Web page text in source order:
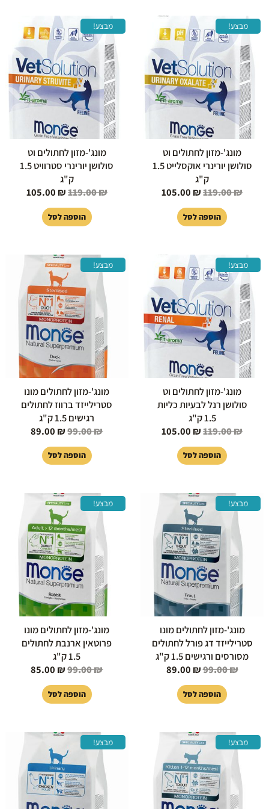
מבצע!
מונג'-מזון לחתולים וט
סולושן יורינרי אוקסלייט 1.5
ק"ג
119.00₪
המחיר
המקורי
היה:
119.00 ₪.
105.00 ₪
המחיר
הנוכחי
הוא:
105.00 ₪.
הוספה לסל
מבצע!
מונג'-מזון לחתולים וט
סולושן יורינרי סטרוויט 1.5
ק"ג
119.00₪
המחיר
המקורי
היה:
119.00 ₪.
105.00 ₪
הנוכחי
הוא:
₪.
הוספה לסל
מבצע!
מונג'-מזון לחתולים וט
סולושן רנל לבעיות כליות
1.5 ק"ג
119.00₪
המחיר
המקורי
היה:
119.00 ₪.
105.00 ₪
המחיר
הנוכחי
הוא:
105.00 ₪.
הוספה לסל
מבצע!
מונג'-מזון לחתולים מונו
סטרילייזד ברווז לחתולים
רגישים 1.5 ק"ג
99.00₪
המחיר
המקורי
היה:
99.00 ₪.
89.00 ₪
הוא:
89.00 ₪.
הוספה לסל
מבצע!
מונג'-מזון לחתולים מונו
סטרילייזד דג פורל לחתולים
מסורסים ורגישים 1.5 ק"ג
99.00₪
המחיר
המקורי
היה:
99.00 ₪.
89.00 ₪
הוא:
89.00 ₪.
הוספה לסל
מבצע!
מונג'-מזון לחתולים מונו
פרוטאין ארנבת לחתולים
1.5 ק"ג
99.00₪
המחיר
המקורי
היה:
99.00 ₪.
85.00 ₪
הוא:
85.00 ₪.
הוספה לסל
מבצע!
המחיר
המקורי
היה:
99.00 ₪.
הוא:
89.00 ₪.
מבצע!
המחיר
המקורי
היה:
99.00 ₪.
הוא:
85.00 ₪.